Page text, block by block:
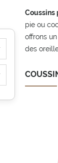
Coussins
pie ou
offrons
des